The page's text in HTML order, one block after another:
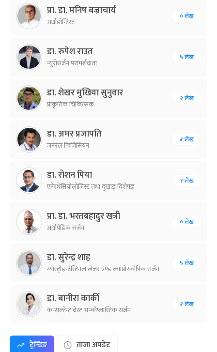
प्रा. डा. मनिष बज्राचार्य
अर्थोडोन्टिस्ट
० लेख
डा. रुपेश राउत
न्युरोसर्जन परामर्शदाता
५ लेख
डा. शेखर मुखिया सुनुवार
प्राकृतिक चिकित्सक
२ लेख
डा. अमर प्रजापति
जनरल फिजिसियन
४ लेख
डा. रोशन पिया
एनेस्थेसियोलोजिस्ट तथा दुखाइ विशेषज्ञ
१ लेख
प्रा. डा. भरतबहादुर खत्री
अर्थोपेडिक सर्जन
० लेख
डा. सुरेन्द्र शाह
ग्यास्ट्रोइन्टेस्टिनल लेजर एण्ड ल्याप्रोस्कोपिक सर्जन
५ लेख
डा. बानीरा कार्की
कन्सल्टेन्ट ब्रेस्ट अन्कोप्लास्टिक सर्जन
२ लेख
ट्रेन्डिङ ताजा अपडेट